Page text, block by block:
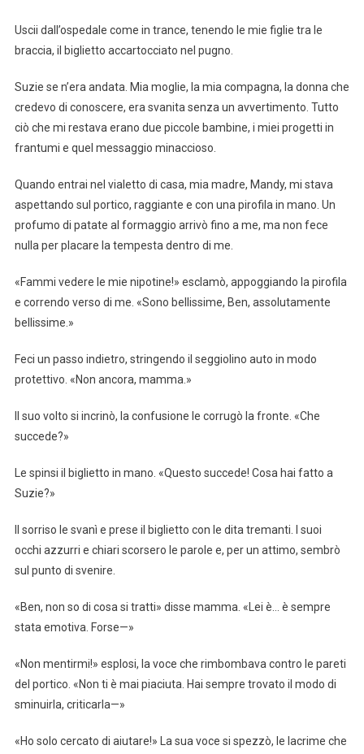
Uscii dall’ospedale come in trance, tenendo le mie figlie tra le
braccia, il biglietto accartocciato nel pugno.
Suzie se n’era andata. Mia moglie, la mia compagna, la donna che
credevo di conoscere, era svanita senza un avvertimento. Tutto
ciò che mi restava erano due piccole bambine, i miei progetti in
frantumi e quel messaggio minaccioso.
Quando entrai nel vialetto di casa, mia madre, Mandy, mi stava
aspettando sul portico, raggiante e con una pirofila in mano. Un
profumo di patate al formaggio arrivò fino a me, ma non fece
nulla per placare la tempesta dentro di me.
«Fammi vedere le mie nipotine!» esclamò, appoggiando la pirofila
e correndo verso di me. «Sono bellissime, Ben, assolutamente
bellissime.»
Feci un passo indietro, stringendo il seggiolino auto in modo
protettivo. «Non ancora, mamma.»
Il suo volto si incrinò, la confusione le corrugò la fronte. «Che
succede?»
Le spinsi il biglietto in mano. «Questo succede! Cosa hai fatto a
Suzie?»
Il sorriso le svanì e prese il biglietto con le dita tremanti. I suoi
occhi azzurri e chiari scorsero le parole e, per un attimo, sembrò
sul punto di svenire.
«Ben, non so di cosa si tratti» disse mamma. «Lei è… è sempre
stata emotiva. Forse—»
«Non mentirmi!» esplosi, la voce che rimbombava contro le pareti
del portico. «Non ti è mai piaciuta. Hai sempre trovato il modo di
sminuirla, criticarla—»
«Ho solo cercato di aiutare!» La sua voce si spezzò, le lacrime che